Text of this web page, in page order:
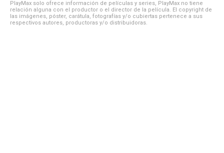
PlayMax solo ofrece información de películas y series, PlayMax no tiene
relación alguna con el productor o el director de la película. El copyright de
las imágenes, póster, carátula, fotografías y/o cubiertas pertenece a sus
respectivos autores, productoras y/o distribuidoras.